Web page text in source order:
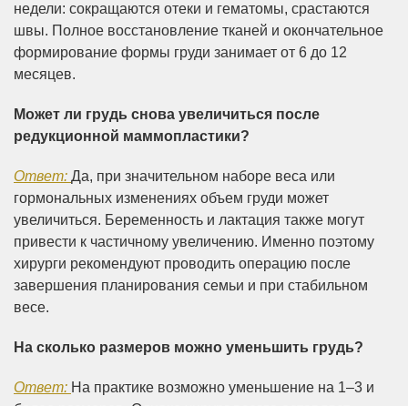
недели: сокращаются отеки и гематомы, срастаются
швы. Полное восстановление тканей и окончательное
формирование формы груди занимает от 6 до 12
месяцев.
Может ли грудь снова увеличиться после
редукционной маммопластики?
Ответ: Да, при значительном наборе веса или
гормональных изменениях объем груди может
увеличиться. Беременность и лактация также могут
привести к частичному увеличению. Именно поэтому
хирурги рекомендуют проводить операцию после
завершения планирования семьи и при стабильном
весе.
На сколько размеров можно уменьшить грудь?
Ответ: На практике возможно уменьшение на 1–3 и